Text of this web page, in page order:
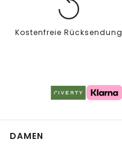
Kostenfreie Rücksendung
DAMEN